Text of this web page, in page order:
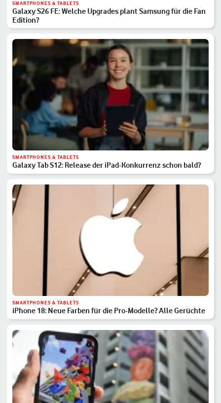
SMARTPHONES & TABLETS
Galaxy S26 FE: Welche Upgrades plant Samsung für die Fan
Edition?
SMARTPHONES & TABLETS
Galaxy Tab S12: Release der iPad-Konkurrenz schon bald?
SMARTPHONES & TABLETS
iPhone 18: Neue Farben für die Pro-Modelle? Alle Gerüchte